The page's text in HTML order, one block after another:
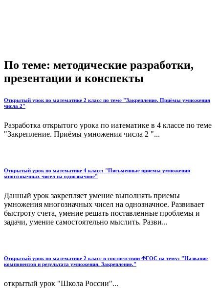
По теме: методические разработки,
презентации и конспекты
Открытый урок по математике 2 класс по теме "Закрепление. Приёмы умножения
числа 2"
Разработка открытого урока по иатематике в 4 классе по теме
"Закрепление. Приёмы умножения числа 2 "...
Открытый урок по математике 4 класс: "Письменные приемы умножения
многозначных чисел на однозначное"
Данный урок закрепляет умение выполнять приемы
умножения многозначных чисел на однозначное. Развивает
быстроту счета, умение решать поставленные проблемы и
задачи, умение самостоятельно мыслить. Разви...
Открытый урок по математике 2 класс в соответствии ФГОС на тему: "Название
компонентов и результата умножения. Закрепление."
открытый урок "Школа России"...